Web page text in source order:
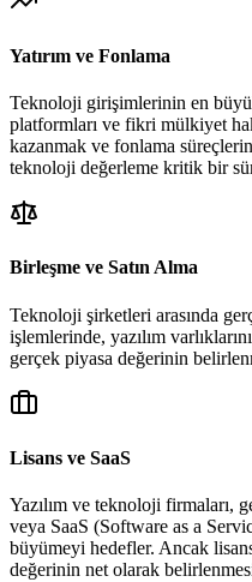
Yatırım ve Fonlama
Teknoloji girişimlerinin en
platformları ve fikri mülkiyet
kazanmak ve fonlama
teknoloji değerleme kritik bir
Birleşme ve Satın Alma
Teknoloji şirketleri arasında
işlemlerinde, yazılım
gerçek piyasa değerinin
Lisans ve SaaS
Yazılım ve teknoloji firmaları,
veya SaaS (Software as a
büyümeyi hedefler. Ancak
değerinin net olarak